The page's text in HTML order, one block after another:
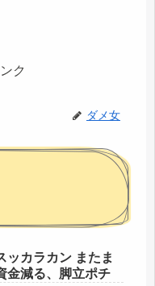
ク
ダメ女
ッカラカン またま
金減る、脚立ポチ